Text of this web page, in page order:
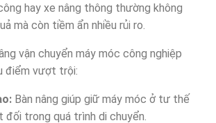
hay xe nâng thông thường không
mà còn tiềm ẩn nhiều rủi ro.
vận chuyển máy móc công nghiệp
điểm vượt trội:
Bàn nâng giúp giữ máy móc ở tư thế
đối trong quá trình di chuyển.